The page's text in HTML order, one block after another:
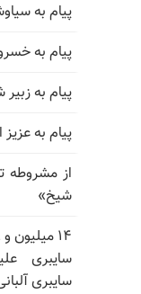
پیام به
پیام به
پیام به
پیام به عزیز
از مشروطه
شیخ»
سایبری
سایبری